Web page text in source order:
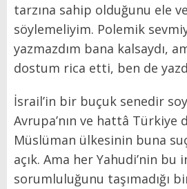
tarzına sahip olduğunu ele
söylemeliyim. Polemik
yazmazdım bana kalsaydı,
dostum rica etti, ben de
İsrail’in bir buçuk senedir
Avrupa’nın ve hattâ Türkiye
Müslüman ülkesinin buna
açık. Ama her Yahudi’nin bu
sorumluluğunu taşımadığı